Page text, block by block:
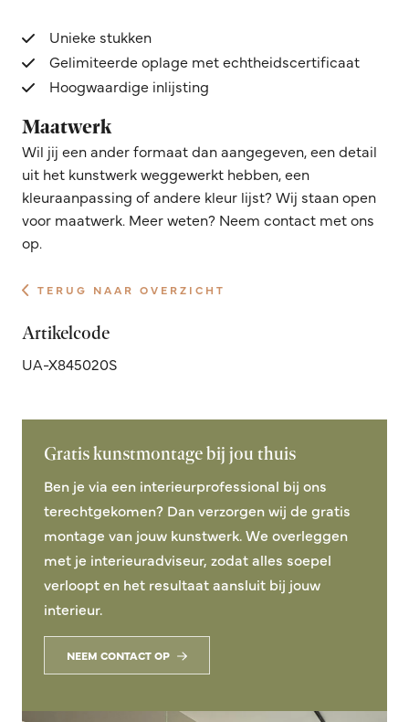
Unieke stukken
Gelimiteerde oplage met echtheidscertificaat
Hoogwaardige inlijsting
Maatwerk
Wil jij een ander formaat dan aangegeven, een detail
uit het kunstwerk weggewerkt hebben, een
kleuraanpassing of andere kleur lijst? Wij staan open
voor maatwerk. Meer weten? Neem contact met ons
op.
TERUG NAAR OVERZICHT
Artikelcode
UA-X845020S
Gratis kunstmontage bij jou thuis
Ben je via een interieurprofessional bij ons
terechtgekomen? Dan verzorgen wij de gratis
montage van jouw kunstwerk. We overleggen
met je interieuradviseur, zodat alles soepel
verloopt en het resultaat aansluit bij jouw
interieur.
NEEM CONTACT OP